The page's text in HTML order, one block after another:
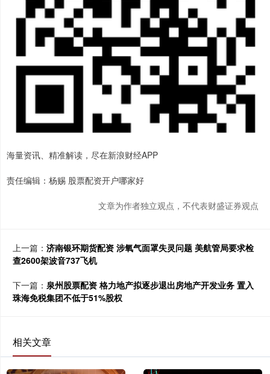
海量资讯、精准解读，尽在新浪财经APP
责任编辑：杨赐 股票配资开户哪家好
文章为作者独立观点，不代表财盛证券观点
上一篇： 济南银环期货配资 涉氧气面罩失灵问题 美航管局要求检
查2600架波音737飞机
下一篇： 泉州股票配资 格力地产拟逐步退出房地产开发业务 置入
珠海免税集团不低于51%股权
相关文章